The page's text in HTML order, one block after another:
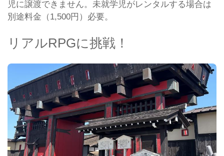
児に譲渡できません。未就学児がレンタルする場合は
別途料金（1,500円）必要。
リアルRPGに挑戦！